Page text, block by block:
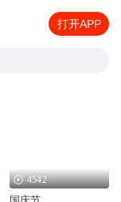
打开APP
4542